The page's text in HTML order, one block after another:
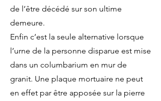
de l’être décédé sur son ultime
demeure.
Enfin c’est la seule alternative lorsque
l’urne de la personne disparue est mise
dans un columbarium en mur de
granit. Une plaque mortuaire ne peut
en effet par être apposée sur la pierre